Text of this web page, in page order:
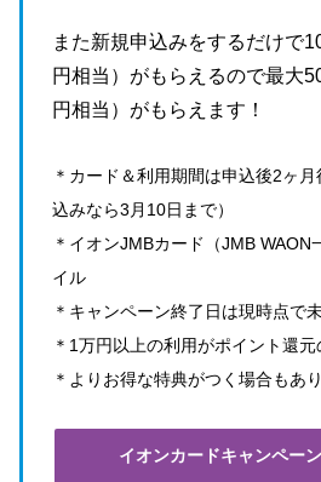
また新規申込みをするだけで
円相当）がもらえるので最大
円相当）がもらえます！
＊カード＆利用期間は申込後2ヶ
込みなら3月10日まで）
＊イオンJMBカード（JMB WAON
イル
＊キャンペーン終了日は現時点で
＊1万円以上の利用がポイント還元
＊よりお得な特典がつく場合もあり
イオンカードキャンペー